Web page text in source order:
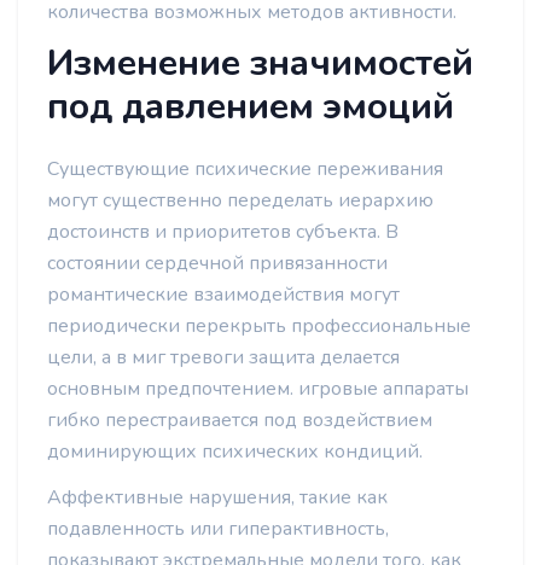
количества возможных методов активности.
Изменение значимостей
под давлением эмоций
Существующие психические переживания
могут существенно переделать иерархию
достоинств и приоритетов субъекта. В
состоянии сердечной привязанности
романтические взаимодействия могут
периодически перекрыть профессиональные
цели, а в миг тревоги защита делается
основным предпочтением. игровые аппараты
гибко перестраивается под воздействием
доминирующих психических кондиций.
Аффективные нарушения, такие как
подавленность или гиперактивность,